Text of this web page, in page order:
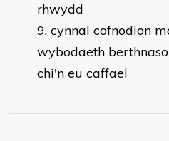
rhwydd
cynnal cofnodion
wybodaeth
chi'n eu caffael